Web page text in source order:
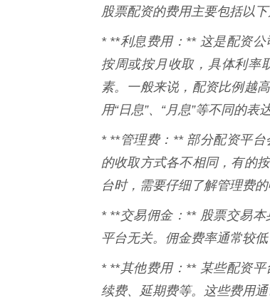
股票配资的费用主要包括以下
* **利息费用：** 这是配资公
按周或按月收取，具体利率
素。一般来说，配资比例越
用“日息”、“月息”等不同的
* **管理费：** 部分配资平
的收取方式各不相同，有的
台时，需要仔细了解管理费
* **交易佣金：** 股票交易
平台无关。佣金费率通常较
* **其他费用：** 某些配资
续费、延期费等。这些费用